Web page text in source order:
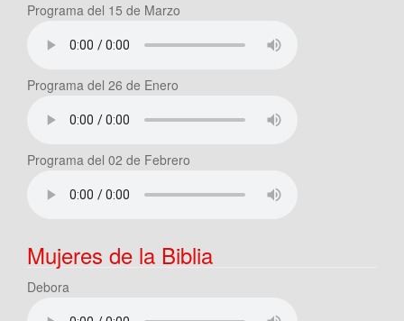
Programa del 15 de Marzo
Programa del 26 de Enero
Programa del 02 de Febrero
Mujeres de la Biblia
Debora